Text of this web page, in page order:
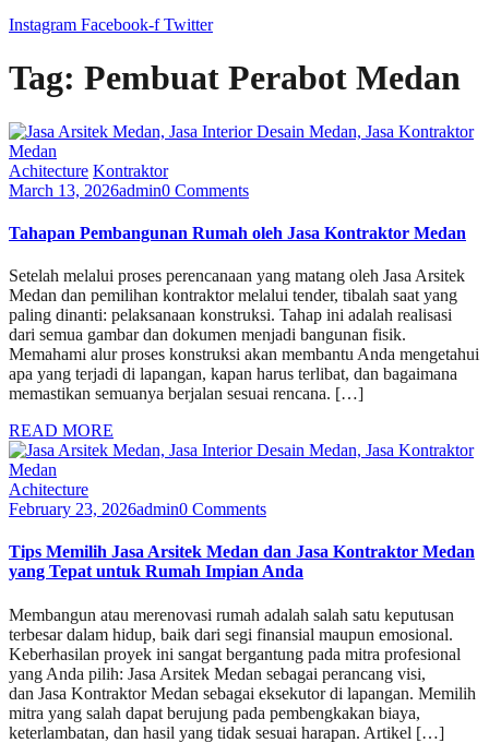
Instagram Facebook-f Twitter
Tag: Pembuat Perabot Medan
Achitecture Kontraktor
March 13, 2026admin0 Comments
Tahapan Pembangunan Rumah oleh Jasa Kontraktor Medan
Setelah melalui proses perencanaan yang matang oleh Jasa Arsitek
Medan dan pemilihan kontraktor melalui tender, tibalah saat yang
paling dinanti: pelaksanaan konstruksi. Tahap ini adalah realisasi
dari semua gambar dan dokumen menjadi bangunan fisik.
Memahami alur proses konstruksi akan membantu Anda mengetahui
apa yang terjadi di lapangan, kapan harus terlibat, dan bagaimana
memastikan semuanya berjalan sesuai rencana. […]
READ MORE
Achitecture
February 23, 2026admin0 Comments
Tips Memilih Jasa Arsitek Medan dan Jasa Kontraktor Medan
yang Tepat untuk Rumah Impian Anda
Membangun atau merenovasi rumah adalah salah satu keputusan
terbesar dalam hidup, baik dari segi finansial maupun emosional.
Keberhasilan proyek ini sangat bergantung pada mitra profesional
yang Anda pilih: Jasa Arsitek Medan sebagai perancang visi,
dan Jasa Kontraktor Medan sebagai eksekutor di lapangan. Memilih
mitra yang salah dapat berujung pada pembengkakan biaya,
keterlambatan, dan hasil yang tidak sesuai harapan. Artikel […]